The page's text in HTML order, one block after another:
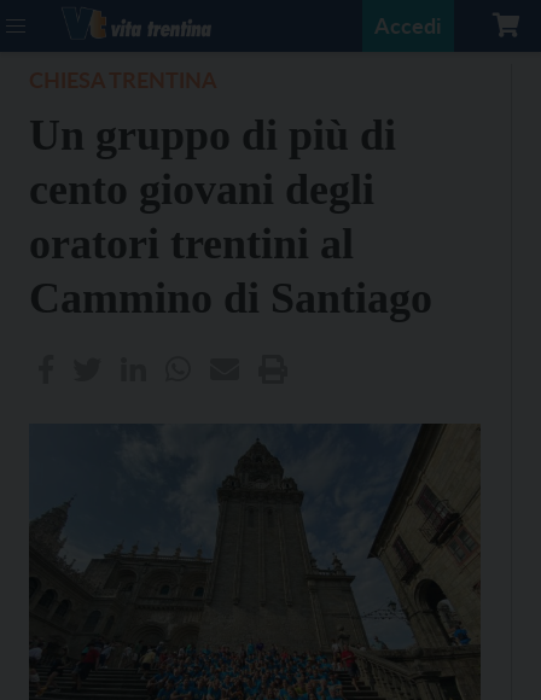
Accedi
Un gruppo di più di
cento giovani degli
oratori trentini al
Cammino di Santiago